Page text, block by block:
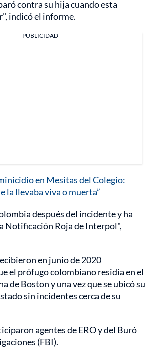
contra su hija cuando esta
indicó el informe.
PUBLICIDAD
en Mesitas del Colegio:
la llevaba viva o muerta”
después del incidente y ha
Notificación Roja de Interpol",
en junio de 2020
el prófugo colombiano residía en el
de Boston y una vez que se ubicó su
sin incidentes cerca de su
agentes de ERO y del Buró
(FBI).